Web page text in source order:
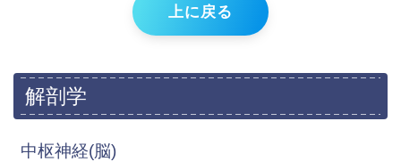
上に戻る
解剖学
中枢神経(脳)